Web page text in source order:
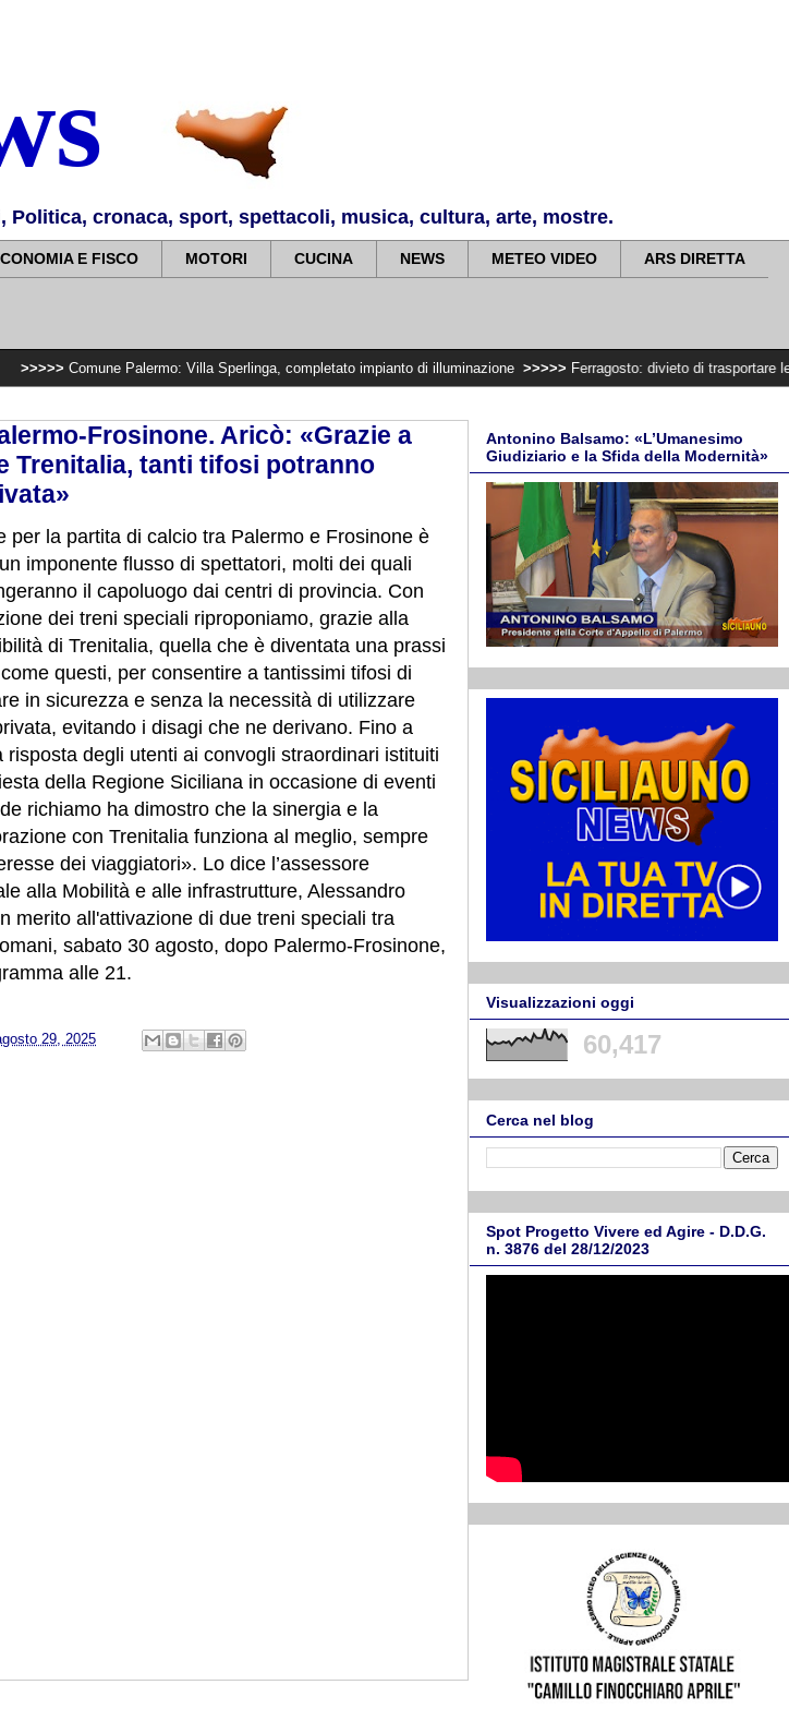
cronaca, sport, spettacoli, musica, cultura, arte, mostre.
E FISCO MOTORI CUCINA NEWS METEO VIDEO ARS DIRETTA
Palermo: Villa Sperlinga, completato impianto di illuminazione >>>>> Ferragosto: divieto di trasportare legna e fare
Frosinone. Aricò: «Grazie a
Trenitalia, tanti tifosi potranno
per la partita di calcio tra Palermo e Frosinone è
imponente flusso di spettatori, molti dei quali
il capoluogo dai centri di provincia. Con
dei treni speciali riproponiamo, grazie alla
di Trenitalia, quella che è diventata una prassi
questi, per consentire a tantissimi tifosi di
in sicurezza e senza la necessità di utilizzare
evitando i disagi che ne derivano. Fino a
risposta degli utenti ai convogli straordinari istituiti
della Regione Siciliana in occasione di eventi
richiamo ha dimostro che la sinergia e la
con Trenitalia funziona al meglio, sempre
dei viaggiatori». Lo dice l’assessore
alla Mobilità e alle infrastrutture, Alessandro
merito all'attivazione di due treni speciali tra
sabato 30 agosto, dopo Palermo-Frosinone,
alle 21.
29, 2025
Antonino Balsamo: «L’Umanesimo
Giudiziario e la Sfida della Modernità»
Visualizzazioni oggi
60,417
Cerca nel blog
Spot Progetto Vivere ed Agire - D.D.G.
n. 3876 del 28/12/2023